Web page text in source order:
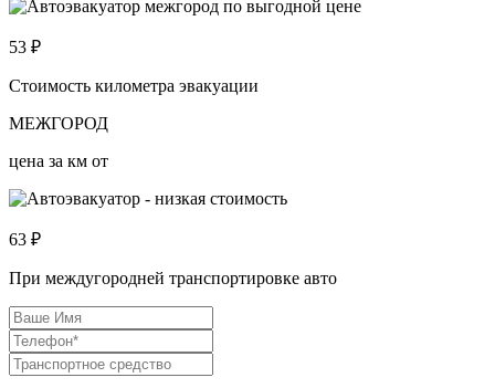
53 ₽
Стоимость километра эвакуации
МЕЖГОРОД
цена за км от
63 ₽
При междугородней транспортировке авто